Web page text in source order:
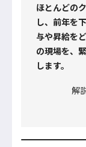
ほとんどの
し、前年を
与や昇給を
の現場を、
します。
解